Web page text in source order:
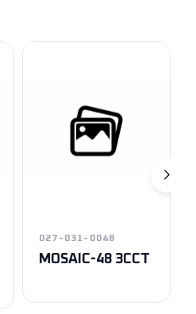
027-031-0048
MOSAIC-48 3CCT